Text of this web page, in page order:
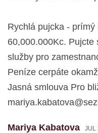
Rychlá pujcka -
60,000.000Kc.
služby pro
Peníze cerpáte
Jasná smlouva Pro
Mariya Kabatova JUL